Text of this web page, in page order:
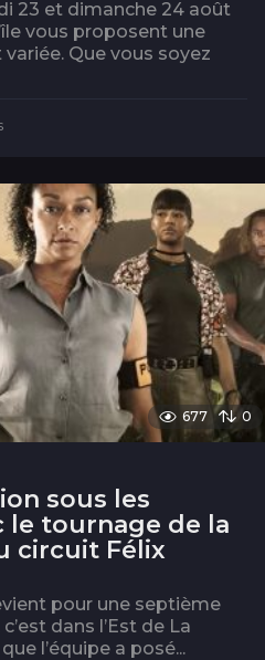
23 et dimanche 24 août
vous proposent une
Que vous soyez
o
s
677 0
sous les
le tournage de la
circuit Félix
pour une septième
dans l’Est de La
l’équipe a posé...